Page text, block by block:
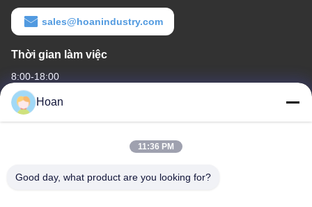
sales@hoanindustry.com
Thời gian làm việc
8:00-18:00
Địa chỉ của chúng tôi
F7, Tòa nhà 2, Công viên công nghiệp Xinkai, đường 2 Jinye,
Hoan
11:36 PM
Good day, what product are you looking for?